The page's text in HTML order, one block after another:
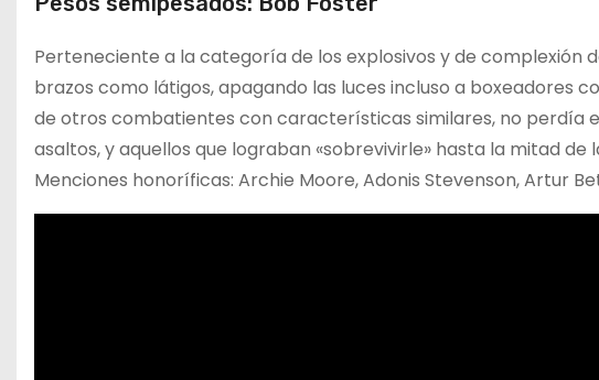
Perteneciente a la categoría de los explosivos y de complexión
brazos como látigos, apagando las luces incluso a boxeadores
de otros combatientes con características similares, no perdía
asaltos, y aquellos que lograban «sobrevivirle» hasta la mitad
Menciones honoríficas: Archie Moore, Adonis Stevenson, Artur